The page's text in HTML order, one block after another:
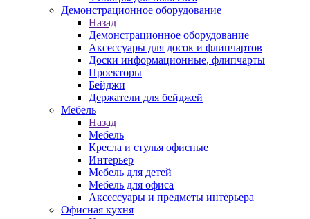
Демонстрационное оборудование
Назад
Демонстрационное оборудование
Аксессуары для досок и флипчартов
Доски информационные, флипчарты
Проекторы
Бейджи
Держатели для бейджей
Мебель
Назад
Мебель
Кресла и стулья офисные
Интерьер
Мебель для детей
Мебель для офиса
Аксессуары и предметы интерьера
Офисная кухня